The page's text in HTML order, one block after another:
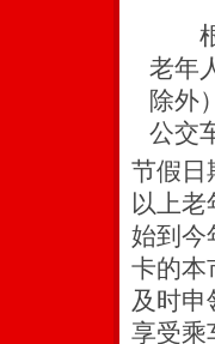
根
老年
除外
公交
节假日
以上
始到今
卡的本
及时
享受乘